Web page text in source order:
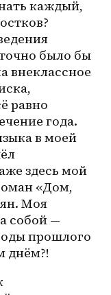
каждый,
было бы
внеклассное
равно
года.
в моей
здесь мой
«Дом,
Моя
собой —
прошлого
днём?!